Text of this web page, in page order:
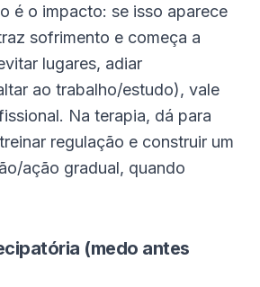
é o impacto: se isso aparece
sofrimento e começa a
lugares, adiar
ao trabalho/estudo), vale
Na terapia, dá para
regulação e construir um
ação gradual, quando
(medo antes